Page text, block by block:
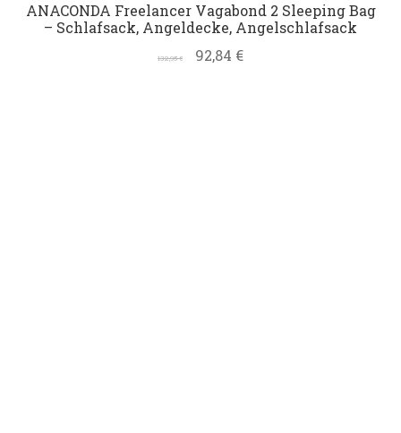
ANACONDA Freelancer Vagabond 2 Sleeping Bag
– Schlafsack, Angeldecke, Angelschlafsack
132,95€ 92,84 €